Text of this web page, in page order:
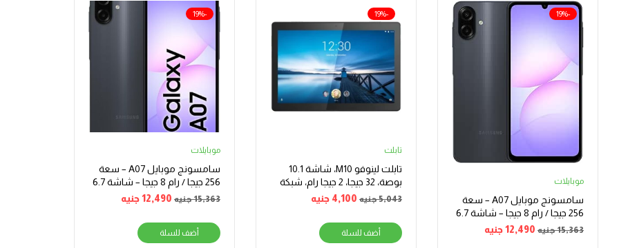
-19%
موبايلات
سامسونج موبايل A07 – سعة
256 جيجا / رام 8 جيجا – شاشة 6.7
بوصة
15,363جنيه 12,490جنيه
-19%
تابلت
تابلت لينوفو M10، شاشة 10.1
بوصة، 32 جيجا، 2 جيجا رام، شبكة
الجيل الرابع – اسود
5,043جنيه 4,100 جنيه
أضف للسلة
-19%
موبايلات
سامسونج موبايل A07 – سعة
256 جيجا / رام 8 جيجا – شاشة 6.7
بوصة
15,363جنيه 12,490جنيه
أضف للسلة